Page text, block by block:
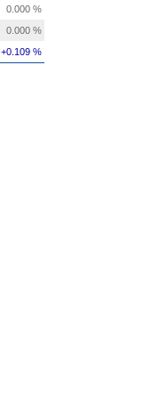
0.000 %
0.000 %
+0.109 %